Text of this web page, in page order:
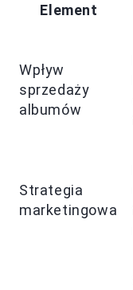
Element
Wpływ
sprzedaży
albumów
Strategia
marketingowa